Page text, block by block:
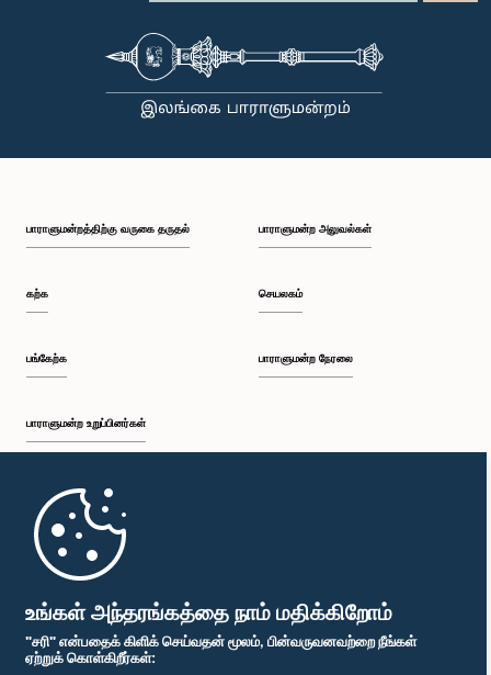
உங்கள் அந்தரங்கத்தை நாம் மதிக்கிறோம்
"சரி" என்பதைக் கிளிக் செய்வதன் மூலம், பின்வருவனவற்றை நீங்கள்
ஏற்றுக் கொள்கிறீர்கள்:
பாராளுமன்றத்திற்கு வருகை தருதல்
கற்க
பங்கேற்க
பாராளுமன்ற உறுப்பினர்கள்
முதற்பக்கம்
பாராளுமன்ற அலுவல்கள்
செயலகம்
பாராளுமன்ற நேரலை
பாராளுமன்ற கையடக்க செயலி